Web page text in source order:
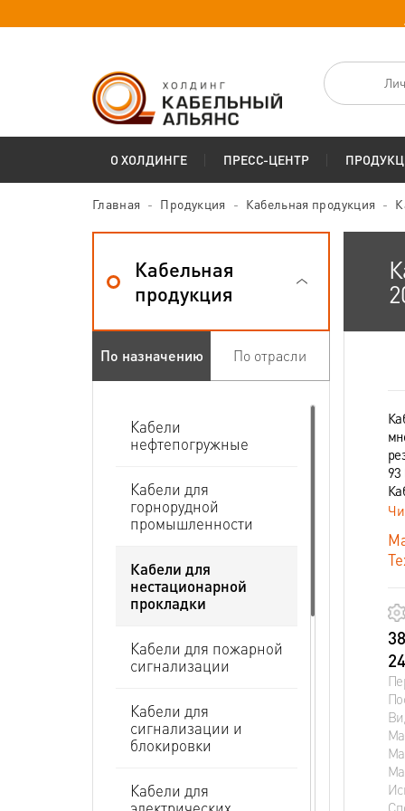
О ХОЛДИНГЕ ПРЕСС-ЦЕНТР
Главная Продукция Кабельная продукция
Кабельная
продукция
По назначению По отрасли
Кабели
нефтепогружные
Кабели для
горнорудной
промышленности
Кабели для
нестационарной
прокладки
Кабели для пожарной
сигнализации
Кабели для
сигнализации и
блокировки
Кабели для